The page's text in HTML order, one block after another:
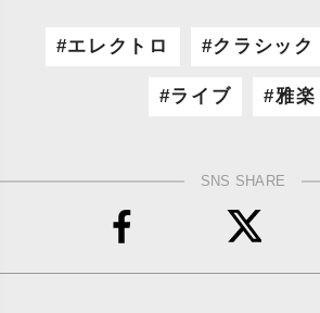
エレクトロ クラシック
ライブ 雅楽
SNS SHARE